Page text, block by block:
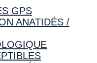
GPS
ANATIDÉS /